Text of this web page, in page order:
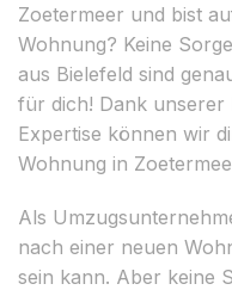
Zoetermeer und bist
Wohnung? Keine
aus Bielefeld sind
für dich! Dank unserer
Expertise können wir
Wohnung in
Als
nach einer neuen
sein kann. Aber keine